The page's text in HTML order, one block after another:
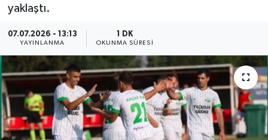
yaklaştı.
07.07.2026 - 13:13
YAYINLANMA
1 DK
OKUNMA SÜRESI